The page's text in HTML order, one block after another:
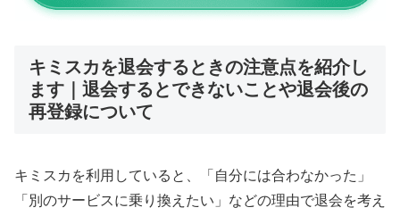
キミスカを退会するときの注意点を紹介し
ます｜退会するとできないことや退会後の
再登録について
キミスカを利用していると、「自分には合わなかった」
「別のサービスに乗り換えたい」などの理由で退会を考え